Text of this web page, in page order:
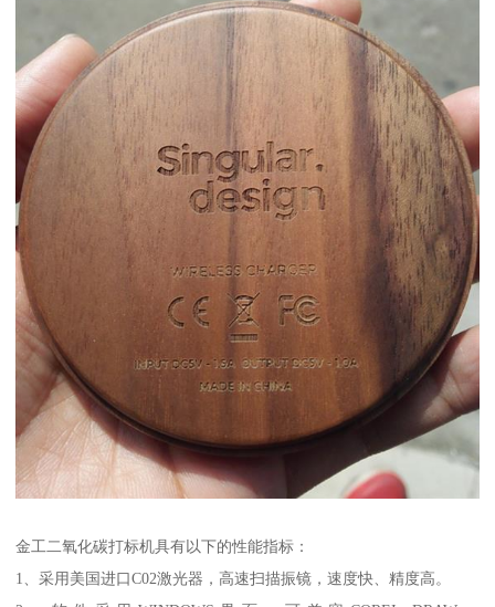
金工二氧化碳打标机具有以下的性能指标：
1、采用美国进口C02激光器，高速扫描振镜，速度快、精度高。